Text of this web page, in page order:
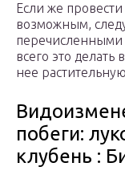
Если же провести
возможным,
всего это делать
нее
побеги:
клубень :